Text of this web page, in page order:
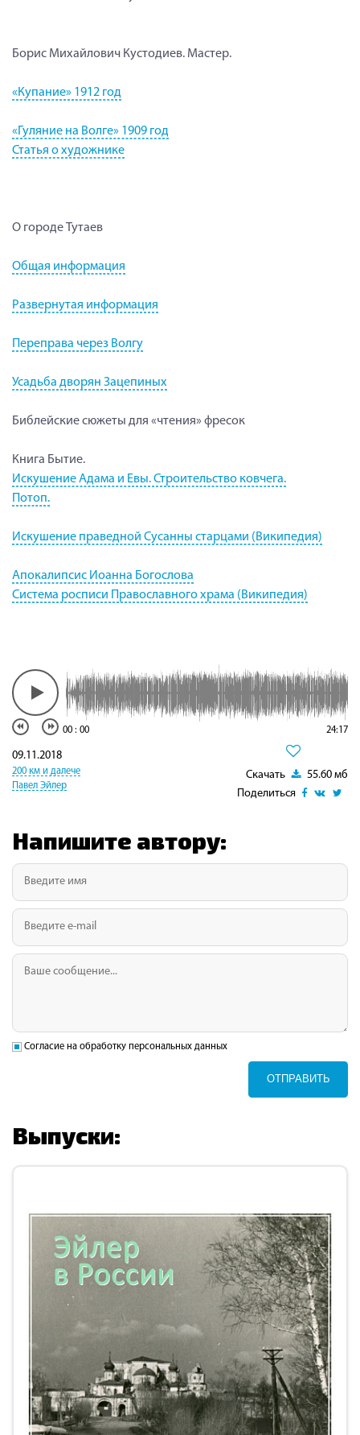
Борис Михайлович Кустодиев. Мастер.
«Купание» 1912 год
«Гуляние на Волге» 1909 год
Статья о художнике
О городе Тутаев
Общая информация
Развернутая информация
Переправа через Волгу
Усадьба дворян Зацепиных
Библейские сюжеты для «чтения» фресок
Книга Бытие.
Искушение Адама и Евы. Строительство ковчега.
Потоп.
Искушение праведной Сусанны старцами (Википедия)
Апокалипсис Иоанна Богослова
Система росписи Православного храма (Википедия)
00 : 00 24:17
Скачать
55.60 мб
Поделиться
09.11.2018
200 км и далече
Павел Эйлер
Напишите автору:
Согласие на обработку персональных данных
ОТПРАВИТЬ
Выпуски: